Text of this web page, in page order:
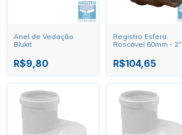
Anel de Vedação
Blukit
R$9,80
Registro Esfera
Roscável 60mm - 2"
R$104,65